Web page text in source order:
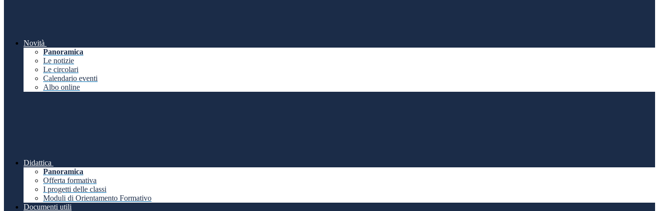
Novità
Panoramica
Le notizie
Le circolari
Calendario eventi
Albo online
Didattica
Panoramica
Offerta formativa
I progetti delle classi
Moduli di Orientamento Formativo
Documenti utili